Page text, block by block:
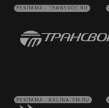
РЕКЛАМА • TRANSVOC.RU
РЕКЛАМА • KALINA-SM.RU